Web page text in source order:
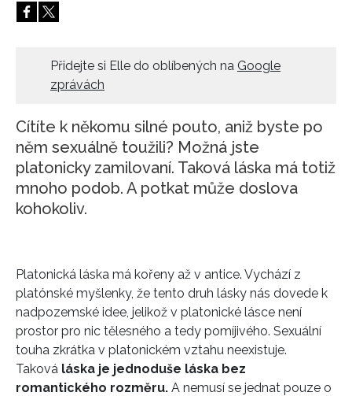
HOME
Přidejte si Elle do oblíbených na Google
zprávách
Cítíte k někomu silné pouto, aniž byste po
něm sexuálně toužili? Možná jste
platonicky zamilovaní. Taková láska má totiž
mnoho podob. A potkat může doslova
kohokoliv.
Platonická láska má kořeny až v antice. Vychází z
platónské myšlenky, že tento druh lásky nás dovede k
nadpozemské idee, jelikož v platonické lásce není
prostor pro nic tělesného a tedy pomíjivého. Sexuální
touha zkrátka v platonickém vztahu neexistuje.
Taková láska je jednoduše láska bez
romantického rozměru. A nemusí se jednat pouze o